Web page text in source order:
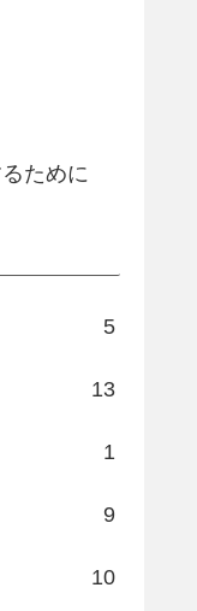
ために
5
13
1
9
10